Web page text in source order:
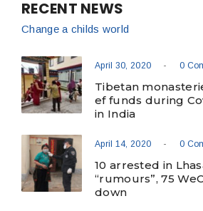
RECENT NEWS
Change a childs world
April 30, 2020 - 0
Tibetan
ef funds during
in India
April 14, 2020 - 0
10 arrested in
“rumours”, 75
down